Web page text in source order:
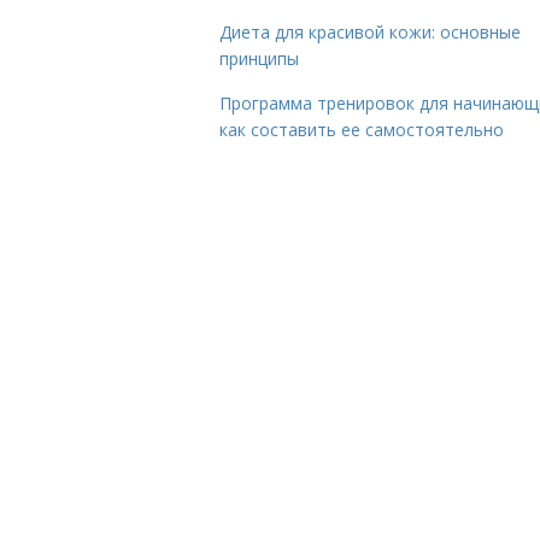
Диета для красивой кожи: основные
принципы
Программа тренировок для
как составить ее самостоятельно